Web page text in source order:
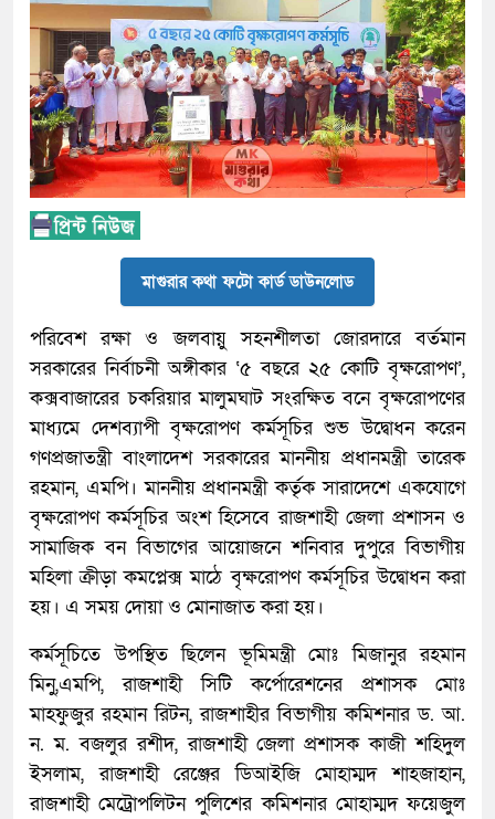
মাগুরার কথা ফটো কার্ড ডাউনলোড
পরিবেশ রক্ষা ও জলবায়ু সহনশীলতা জোরদারে বর্তমান
সরকারের নির্বাচনী অঙ্গীকার ‘৫ বছরে ২৫ কোটি বৃক্ষরোপণ’,
কক্সবাজারের চকরিয়ার মালুমঘাট সংরক্ষিত বনে বৃক্ষরোপণের
মাধ্যমে দেশব্যাপী বৃক্ষরোপণ কর্মসূচির শুভ উদ্বোধন করেন
গণপ্রজাতন্ত্রী বাংলাদেশ সরকারের মাননীয় প্রধানমন্ত্রী তারেক
রহমান, এমপি। মাননীয় প্রধানমন্ত্রী কর্তৃক সারাদেশে একযোগে
বৃক্ষরোপণ কর্মসূচির অংশ হিসেবে রাজশাহী জেলা প্রশাসন ও
সামাজিক বন বিভাগের আয়োজনে শনিবার দুপুরে বিভাগীয়
মহিলা ক্রীড়া কমপ্লেক্স মাঠে বৃক্ষরোপণ কর্মসূচির উদ্বোধন করা
হয়। এ সময় দোয়া ও মোনাজাত করা হয়।
কর্মসূচিতে উপস্থিত ছিলেন ভূমিমন্ত্রী মোঃ মিজানুর রহমান
মিনু,এমপি, রাজশাহী সিটি কর্পোরেশনের প্রশাসক মোঃ
মাহফুজুর রহমান রিটন, রাজশাহীর বিভাগীয় কমিশনার ড. আ.
ন. ম. বজলুর রশীদ, রাজশাহী জেলা প্রশাসক কাজী শহিদুল
ইসলাম, রাজশাহী রেঞ্জের ডিআইজি মোহাম্মদ শাহজাহান,
রাজশাহী মেট্রোপলিটন পুলিশের কমিশনার মোহাম্মদ ফয়েজুল